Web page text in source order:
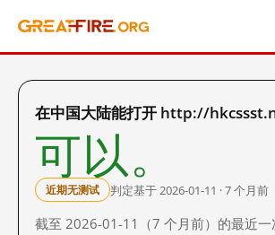
在中国大陆能打开 http://
可以。
近期无测试 判定基于 2026-01-11 · 7 个月前
截至 2026-01-11（7 个月前）的最近一